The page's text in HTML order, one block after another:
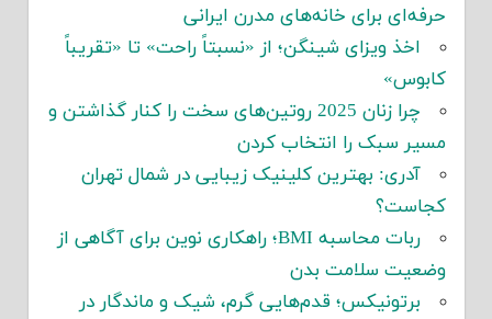
حرفه‌ای برای خانه‌های مدرن ایرانی
اخذ ویزای شینگن؛ از «نسبتاً راحت» تا «تقریباً
کابوس»
چرا زنان 2025 روتین‌های سخت را کنار گذاشتن و
مسیر سبک را انتخاب کردن
آدری: بهترین کلینیک زیبایی در شمال تهران
کجاست؟
ربات محاسبه BMI؛ راهکاری نوین برای آگاهی از
وضعیت سلامت بدن
برتونیکس؛ قدم‌هایی گرم، شیک و ماندگار در